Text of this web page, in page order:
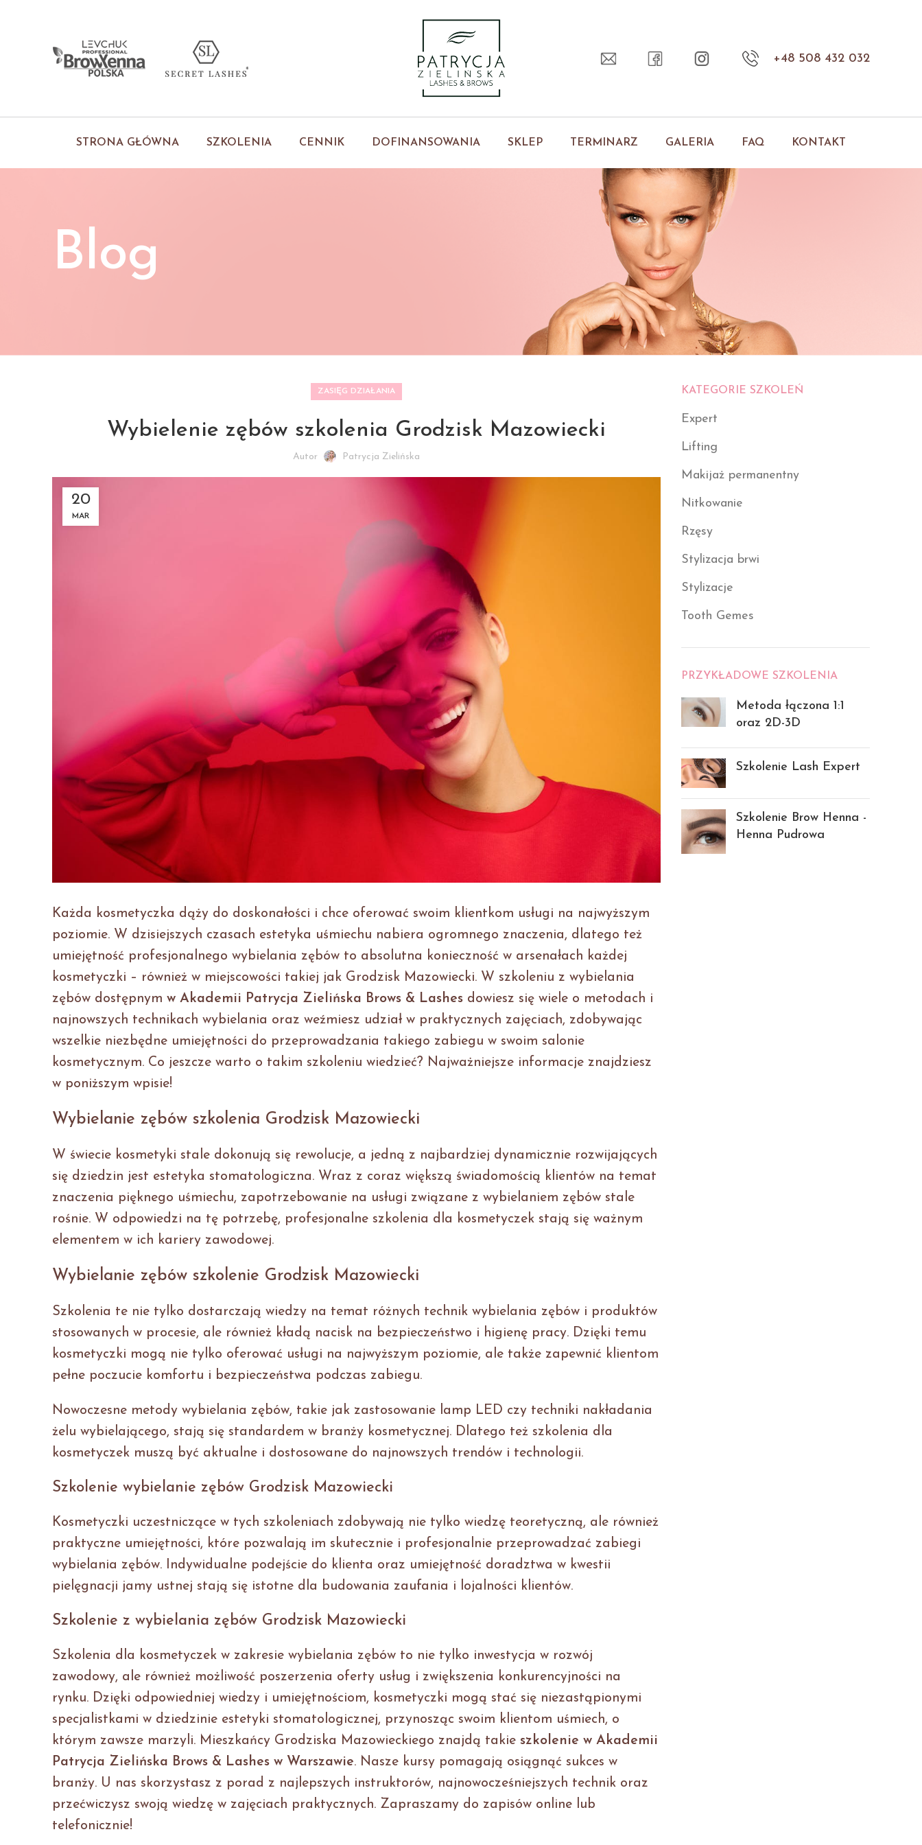
+48 508 432 032
STRONA GŁÓWNA SZKOLENIA CENNIK DOFINANSOWANIA SKLEP TERMINARZ GALERIA FAQ KONTAKT
Blog
ZASIĘG DZIAŁANIA
Wybielenie zębów szkolenia Grodzisk Mazowiecki
Autor Patrycja Zielińska
20
MAR
Każda kosmetyczka dąży do doskonałości i chce oferować swoim klientkom usługi na najwyższym
poziomie. W dzisiejszych czasach estetyka uśmiechu nabiera ogromnego znaczenia, dlatego też
umiejętność profesjonalnego wybielania zębów to absolutna konieczność w arsenałach każdej
kosmetyczki – również w miejscowości takiej jak Grodzisk Mazowiecki. W szkoleniu z wybielania
zębów dostępnym w Akademii Patrycja Zielińska Brows & Lashes dowiesz się wiele o metodach i
najnowszych technikach wybielania oraz weźmiesz udział w praktycznych zajęciach, zdobywając
wszelkie niezbędne umiejętności do przeprowadzania takiego zabiegu w swoim salonie
kosmetycznym. Co jeszcze warto o takim szkoleniu wiedzieć? Najważniejsze informacje znajdziesz
w poniższym wpisie!
Wybielanie zębów szkolenia Grodzisk Mazowiecki
W świecie kosmetyki stale dokonują się rewolucje, a jedną z najbardziej dynamicznie rozwijających
się dziedzin jest estetyka stomatologiczna. Wraz z coraz większą świadomością klientów na temat
znaczenia pięknego uśmiechu, zapotrzebowanie na usługi związane z wybielaniem zębów stale
rośnie. W odpowiedzi na tę potrzebę, profesjonalne szkolenia dla kosmetyczek stają się ważnym
elementem w ich kariery zawodowej.
Wybielanie zębów szkolenie Grodzisk Mazowiecki
Szkolenia te nie tylko dostarczają wiedzy na temat różnych technik wybielania zębów i produktów
stosowanych w procesie, ale również kładą nacisk na bezpieczeństwo i higienę pracy. Dzięki temu
kosmetyczki mogą nie tylko oferować usługi na najwyższym poziomie, ale także zapewnić klientom
pełne poczucie komfortu i bezpieczeństwa podczas zabiegu.
Nowoczesne metody wybielania zębów, takie jak zastosowanie lamp LED czy techniki nakładania
żelu wybielającego, stają się standardem w branży kosmetycznej. Dlatego też szkolenia dla
kosmetyczek muszą być aktualne i dostosowane do najnowszych trendów i technologii.
Szkolenie wybielanie zębów Grodzisk Mazowiecki
Kosmetyczki uczestniczące w tych szkoleniach zdobywają nie tylko wiedzę teoretyczną, ale również
praktyczne umiejętności, które pozwalają im skutecznie i profesjonalnie przeprowadzać zabiegi
wybielania zębów. Indywidualne podejście do klienta oraz umiejętność doradztwa w kwestii
pielęgnacji jamy ustnej stają się istotne dla budowania zaufania i lojalności klientów.
Szkolenie z wybielania zębów Grodzisk Mazowiecki
Szkolenia dla kosmetyczek w zakresie wybielania zębów to nie tylko inwestycja w rozwój
zawodowy, ale również możliwość poszerzenia oferty usług i zwiększenia konkurencyjności na
rynku. Dzięki odpowiedniej wiedzy i umiejętnościom, kosmetyczki mogą stać się niezastąpionymi
specjalistkami w dziedzinie estetyki stomatologicznej, przynosząc swoim klientom uśmiech, o
którym zawsze marzyli. Mieszkańcy Grodziska Mazowieckiego znajdą takie szkolenie w Akademii
Patrycja Zielińska Brows & Lashes w Warszawie. Nasze kursy pomagają osiągnąć sukces w
branży. U nas skorzystasz z porad z najlepszych instruktorów, najnowocześniejszych technik oraz
przećwiczysz swoją wiedzę w zajęciach praktycznych. Zapraszamy do zapisów online lub
telefonicznie!
KATEGORIE SZKOLEŃ
Expert
Lifting
Makijaż permanentny
Nitkowanie
Rzęsy
Stylizacja brwi
Stylizacje
Tooth Gemes
PRZYKŁADOWE SZKOLENIA
Metoda łączona 1:1
oraz 2D-3D
Szkolenie Lash Expert
Szkolenie Brow Henna -
Henna Pudrowa